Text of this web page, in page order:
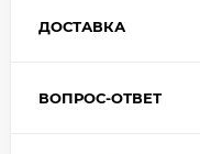
ДОСТАВКА
ВОПРОС-ОТВЕТ